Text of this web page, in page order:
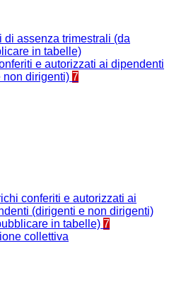
di assenza trimestrali (da
in tabelle)
e autorizzati ai dipendenti
non dirigenti) 7
conferiti e autorizzati ai
(dirigenti e non dirigenti)
in tabelle) 7
collettiva